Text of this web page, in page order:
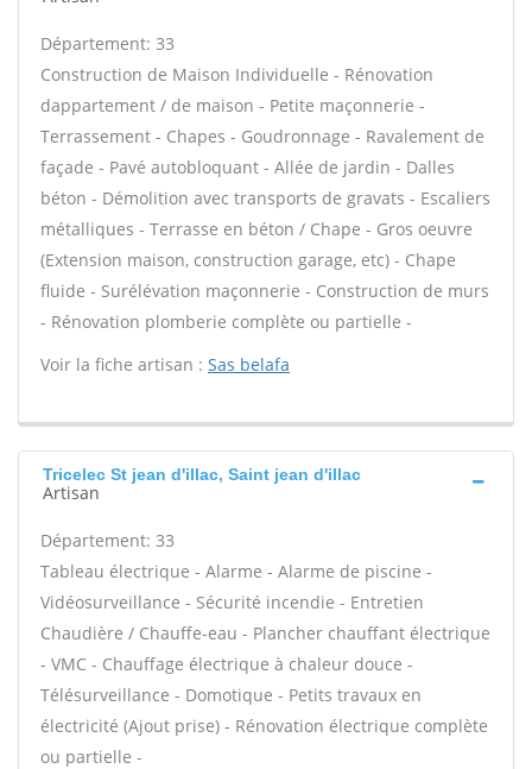
Département: 33
Construction de Maison Individuelle - Rénovation
dappartement / de maison - Petite maçonnerie -
Terrassement - Chapes - Goudronnage - Ravalement de
façade - Pavé autobloquant - Allée de jardin - Dalles
béton - Démolition avec transports de gravats - Escaliers
métalliques - Terrasse en béton / Chape - Gros oeuvre
(Extension maison, construction garage, etc) - Chape
fluide - Surélévation maçonnerie - Construction de murs
- Rénovation plomberie complète ou partielle -
Voir la fiche artisan : Sas belafa
Tricelec St jean d'illac, Saint jean d'illac
Artisan
Département: 33
Tableau électrique - Alarme - Alarme de piscine -
Vidéosurveillance - Sécurité incendie - Entretien
Chaudière / Chauffe-eau - Plancher chauffant électrique
- VMC - Chauffage électrique à chaleur douce -
Télésurveillance - Domotique - Petits travaux en
électricité (Ajout prise) - Rénovation électrique complète
ou partielle -